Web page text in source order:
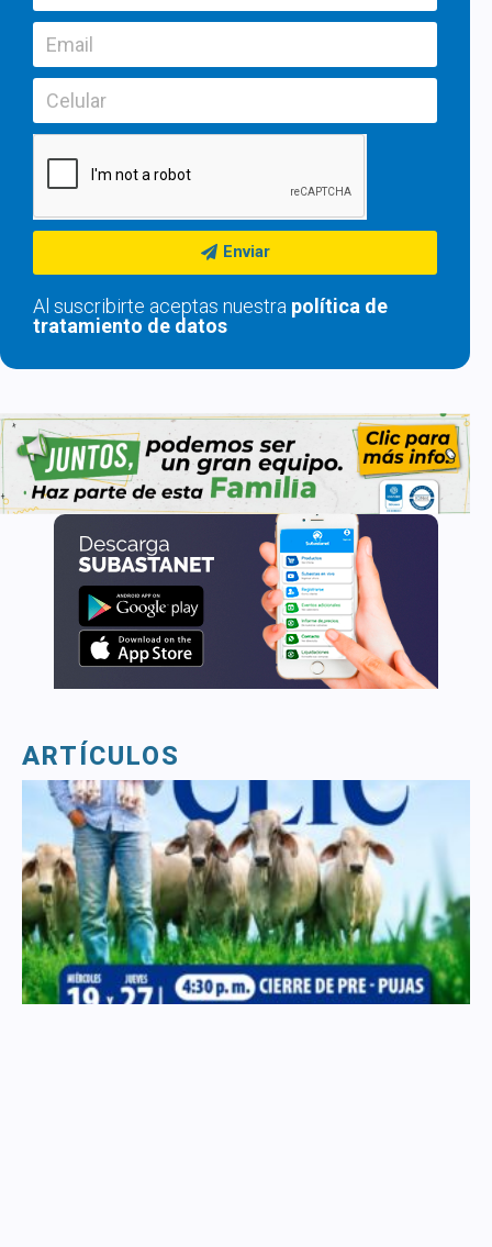
Enviar
Al suscribirte aceptas nuestra política de
tratamiento de datos
ARTÍCULOS